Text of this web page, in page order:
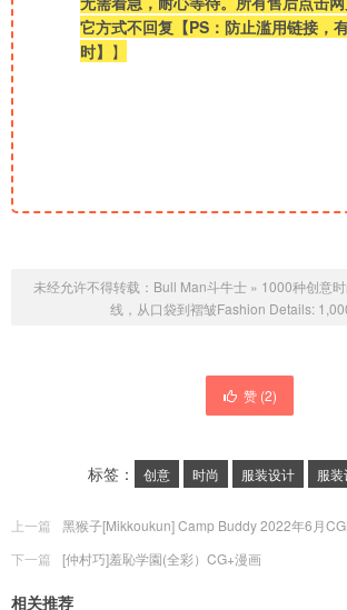
它方式不回复【PS：防止滥用链接，
时】 】
未经允许不得转载： Bull Man斗牛士» 1000种创意
线，从口袋到褶皱Fashion Details:
赞 (2)
标签： 创意 时尚 服装设计 服
上一篇
黑猴子[Mikkoukun] Camp Buddy 2022年6月
下一篇
[仲村巧]羞恥学園(全彩）CG+漫画
相关推荐